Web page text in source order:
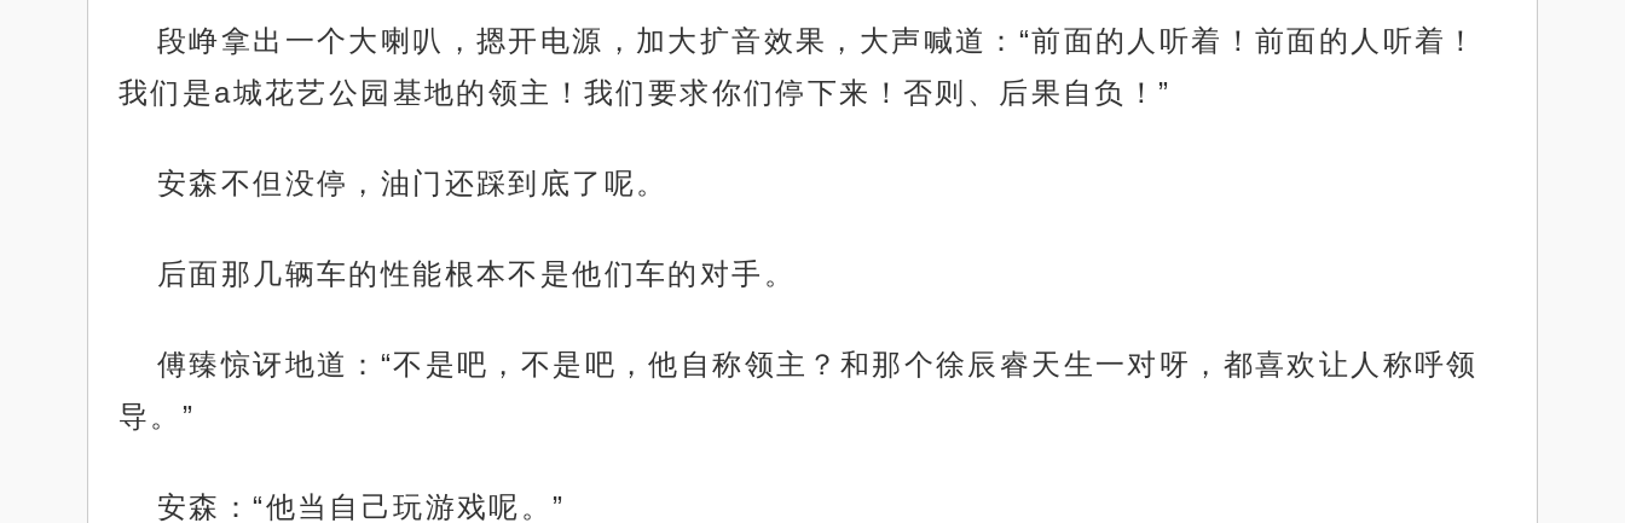
段峥拿出一个大喇叭，摁开电源，加大扩音效果，大声喊道：“前面的人听着！前面的人听着！
我们是a城花艺公园基地的领主！我们要求你们停下来！否则、后果自负！”
安森不但没停，油门还踩到底了呢。
后面那几辆车的性能根本不是他们车的对手。
傅臻惊讶地道：“不是吧，不是吧，他自称领主？和那个徐辰睿天生一对呀，都喜欢让人称呼领
导。”
安森：“他当自己玩游戏呢。”